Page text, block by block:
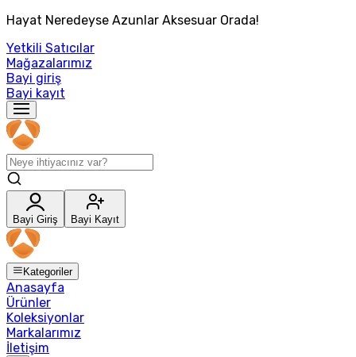
Hayat Neredeyse Azunlar Aksesuar Orada!
Yetkili Satıcılar
Mağazalarımız
Bayi giriş
Bayi kayıt
Bayi Giriş Bayi Kayıt
Kategoriler
Anasayfa
Ürünler
Koleksiyonlar
Markalarımız
İletişim